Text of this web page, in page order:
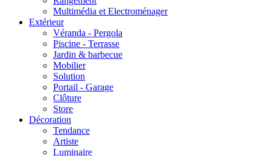
Multimédia et Electroménager
Extérieur
Véranda - Pergola
Piscine - Terrasse
Jardin & barbecue
Mobilier
Solution
Portail - Garage
Clôture
Store
Décoration
Tendance
Artiste
Luminaire